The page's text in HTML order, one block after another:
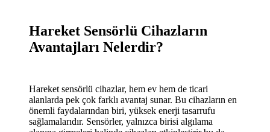
Hareket Sensörlü Cihazların
Avantajları Nelerdir?
Hareket sensörlü cihazlar, hem ev hem de ticari
alanlarda pek çok farklı avantaj sunar. Bu cihazların en
önemli faydalarından biri, yüksek enerji tasarrufu
sağlamalarıdır. Sensörler, yalnızca birisi algılama